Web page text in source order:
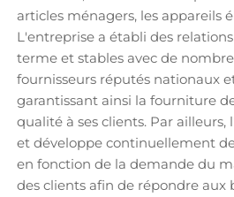
articles ménagers, les appareils
L'entreprise a établi des
terme et stables avec de
fournisseurs réputés nationaux
garantissant ainsi la fourniture
qualité à ses clients. Par
et développe continuellement
en fonction de la demande du
des clients afin de répondre aux